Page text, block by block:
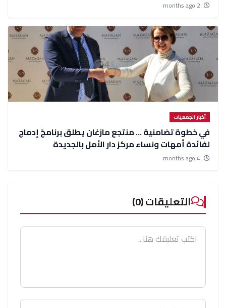
أخبار الجمعيات
في خطوة تضامنية ... منتجع مازغان يطلق برنامجً إدماج
لفائدة أمهات ونساء مركز دار الأمل بالجديدة
التعليقات (0)